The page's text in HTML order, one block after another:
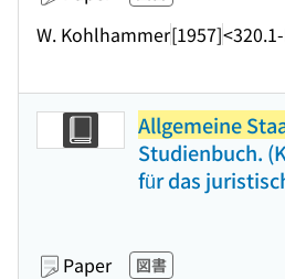
W. Kohlhammer[1957]
Allgemeine
Studienbuch.
für das
Paper 図書